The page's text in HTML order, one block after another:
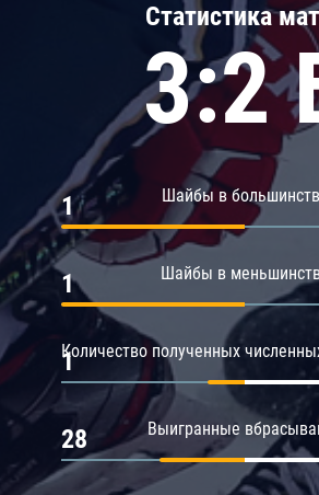
Статистика
3:2
Шайбы в
1
Шайбы в
1
Количество полученных
1
Выигранные
28